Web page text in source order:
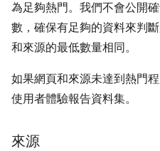
為足夠熱門。我們不會公開
數，確保有足夠的資料來判
和來源的最低數量相同。
如果網頁和來源未達到熱門
使用者體驗報告資料集。
來源